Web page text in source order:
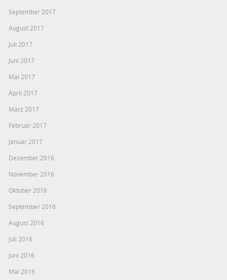
September 2017
August 2017
Juli 2017
Juni 2017
Mai 2017
April 2017
März 2017
Februar 2017
Januar 2017
Dezember 2016
November 2016
Oktober 2016
September 2016
August 2016
Juli 2016
Juni 2016
Mai 2016